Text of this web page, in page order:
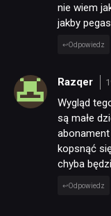
nie wiem
jakby
Odpowiedz
Razqer
Wygląd
są małe
abonament
kopsnąć
chyba
Odpowiedz